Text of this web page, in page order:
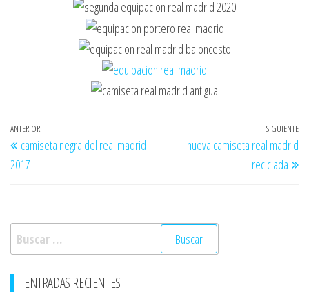
Navegación
de
entradas
Entrada
anterior
ANTERIOR
camiseta negra del real madrid
2017
SIGUIENTE
nueva camiseta real madrid
reciclada
Buscar:
ENTRADAS RECIENTES